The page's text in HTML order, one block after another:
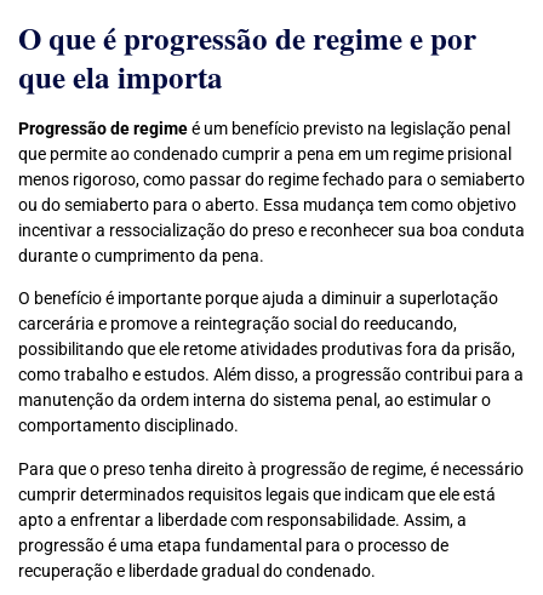
O que é progressão de regime e por
que ela importa
Progressão de regimeé um benefício previsto na legislação penal
que permite ao condenado cumprir a pena em um regime prisional
menos rigoroso, como passar do regime fechado para o semiaberto
ou do semiaberto para o aberto. Essa mudança tem como objetivo
incentivar a ressocialização do preso e reconhecer sua boa conduta
durante o cumprimento da pena.
O benefício é importante porque ajuda a diminuir a superlotação
carcerária e promove a reintegração social do reeducando,
possibilitando que ele retome atividades produtivas fora da prisão,
como trabalho e estudos. Além disso, a progressão contribui para a
manutenção da ordem interna do sistema penal, ao estimular o
comportamento disciplinado.
Para que o preso tenha direito à progressão de regime, é necessário
cumprir determinados requisitos legais que indicam que ele está
apto a enfrentar a liberdade com responsabilidade. Assim, a
progressão é uma etapa fundamental para o processo de
recuperação e liberdade gradual do condenado.